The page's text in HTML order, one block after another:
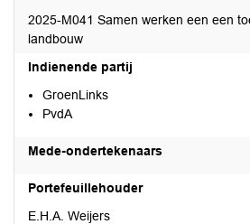
2025-M041 Samen werken een een
landbouw
Indienende partij
GroenLinks
PvdA
Mede-ondertekenaars
Portefeuillehouder
E.H.A. Weijers